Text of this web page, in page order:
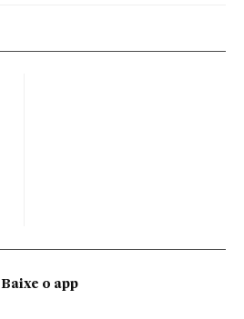
Baixe o app